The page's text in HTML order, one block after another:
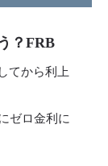
？FRB
てから利上
ゼロ金利に